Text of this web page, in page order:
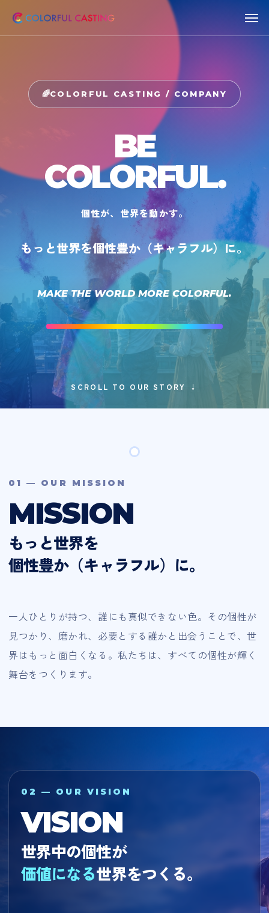
COLORFUL CASTING / COMPANY
BE
COLORFUL.
個性が、世界を動かす。
もっと世界を個性豊か（キャラフル）に。
MAKE THE WORLD MORE COLORFUL.
SCROLL TO OUR STORY ↓
01 — OUR MISSION
MISSION
もっと世界を
個性豊か（キャラフル）に。
一人ひとりが持つ、誰にも真似できない色。その個性が
見つかり、磨かれ、必要とする誰かと出会うことで、世
界はもっと面白くなる。私たちは、すべての個性が輝く
舞台をつくります。
02 — OUR VISION
VISION
世界中の個性が
価値になる世界をつくる。